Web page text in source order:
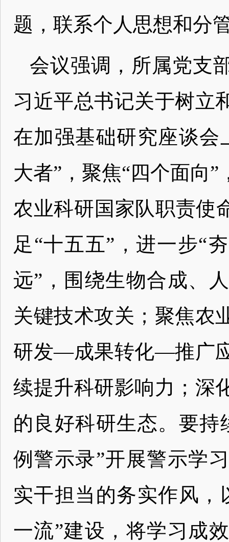
题，联系个人思想和分
会议强调，所属党支
习近平总书记关于树立
在加强基础研究座谈会
大者”，聚焦“四个面向
农业科研国家队职责使
足“十五五”，进一步“
远”，围绕生物合成、
关键技术攻关；聚焦农
研发—成果转化—推广
续提升科研影响力；深
的良好科研生态。要持
例警示录”开展警示学
实干担当的务实作风，
一流”建设，将学习成